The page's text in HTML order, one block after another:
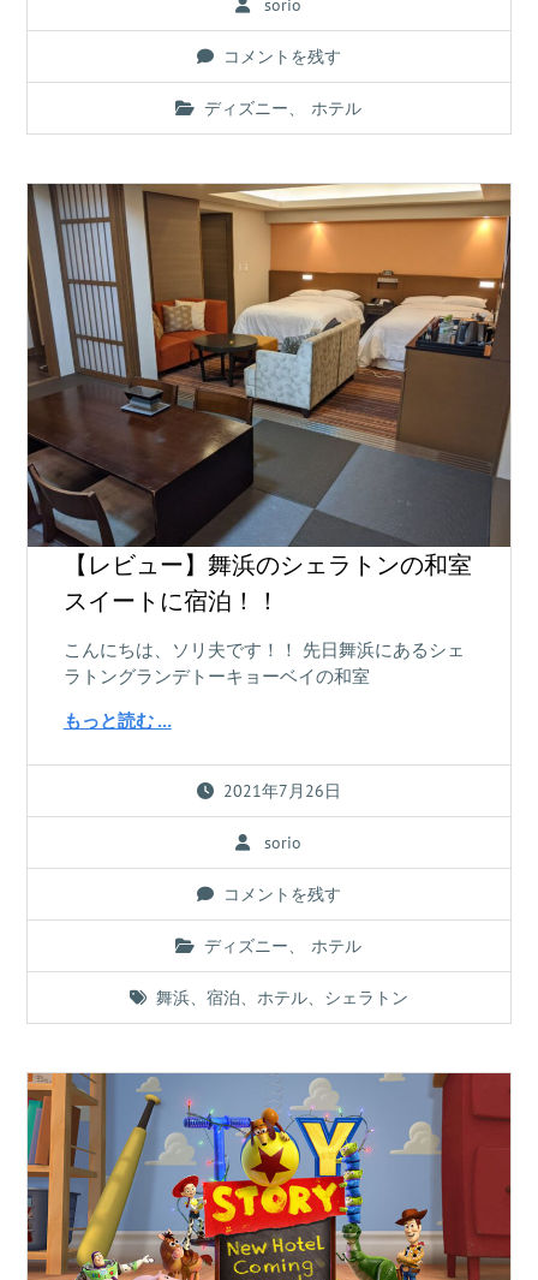
sorio
コメントを残す
ディズニー、 ホテル
【レビュー】舞浜のシェラトンの和室
スイートに宿泊！！
こんにちは、ソリ夫です！！ 先日舞浜にあるシェ
ラトングランデトーキョーベイの和室
もっと読む …
2021年7月26日
sorio
コメントを残す
ディズニー、 ホテル
舞浜、 宿泊、 ホテル、 シェラトン